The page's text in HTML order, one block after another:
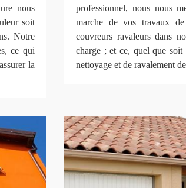
nous
soit
Notre
ce qui
la
professionnel, nous nous
marche de vos travaux
couvreurs ravaleurs dans
charge ; et ce, quel que soit
nettoyage et de ravalement